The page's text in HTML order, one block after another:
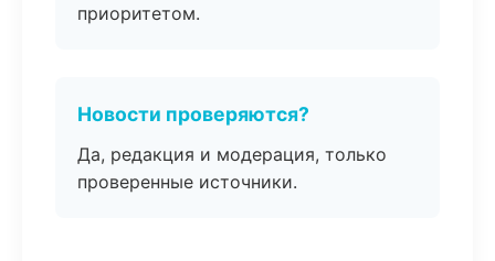
приоритетом.
Новости проверяются?
Да, редакция и модерация, только
проверенные источники.